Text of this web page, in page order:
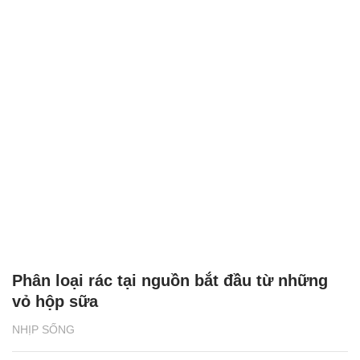
NHỊP SỐNG
Phân loại rác tại nguồn bắt đầu từ những
vỏ hộp sữa